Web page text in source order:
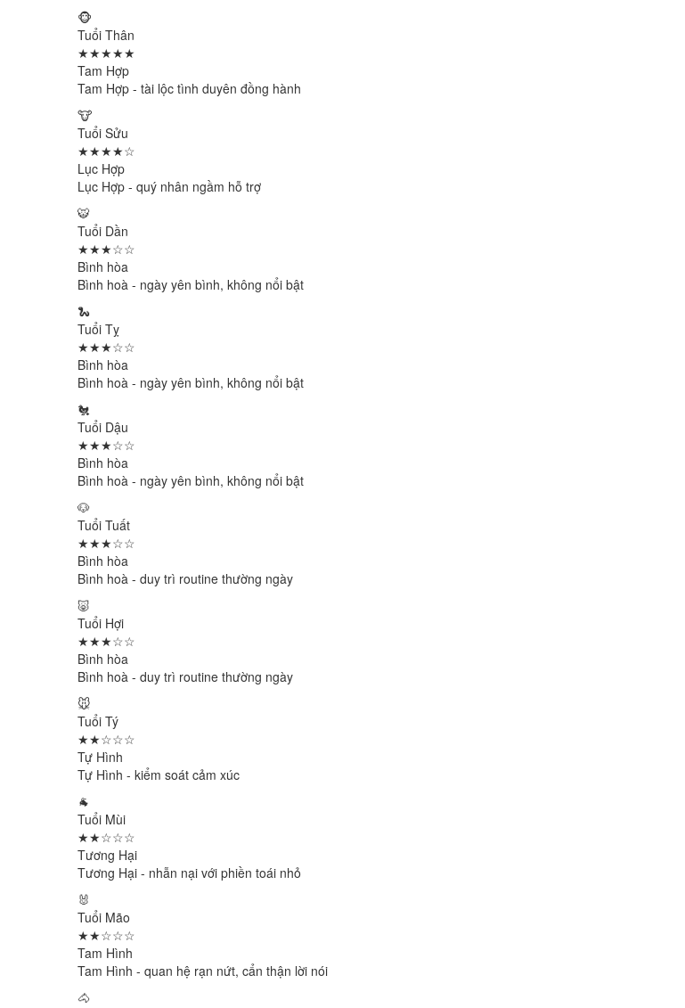
🐵
Tuổi Thân
★★★★★
Tam Hợp
Tam Hợp - tài lộc tình duyên đồng hành
🐮
Tuổi Sửu
★★★★☆
Lục Hợp
Lục Hợp - quý nhân ngầm hỗ trợ
🐯
Tuổi Dần
★★★☆☆
Bình hòa
Bình hoà - ngày yên bình, không nổi bật
🐍
Tuổi Tỵ
★★★☆☆
Bình hòa
Bình hoà - ngày yên bình, không nổi bật
🐔
Tuổi Dậu
★★★☆☆
Bình hòa
Bình hoà - ngày yên bình, không nổi bật
🐶
Tuổi Tuất
★★★☆☆
Bình hòa
Bình hoà - duy trì routine thường ngày
🐷
Tuổi Hợi
★★★☆☆
Bình hòa
Bình hoà - duy trì routine thường ngày
🐭
Tuổi Tý
★★☆☆☆
Tự Hình
Tự Hình - kiểm soát cảm xúc
🐐
Tuổi Mùi
★★☆☆☆
Tương Hại
Tương Hại - nhẫn nại với phiền toái nhỏ
🐰
Tuổi Mão
★★☆☆☆
Tam Hình
Tam Hình - quan hệ rạn nứt, cẩn thận lời nói
🐴